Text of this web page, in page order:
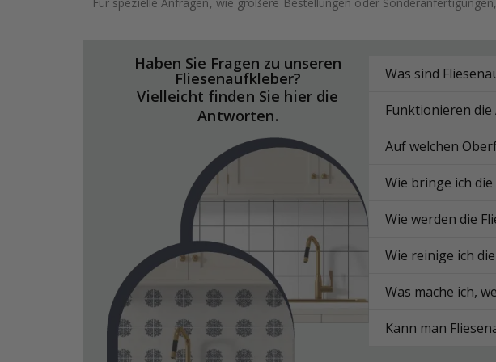
Haben Sie Fragen zu unseren
Fliesenaufkleber?
Vielleicht finden Sie hier die
Antworten.
Was sind
Funktionieren die
Auf welchen
Wie bringe ich
Wie werden die
Wie reinige ich die
Was mache ich,
Kann man